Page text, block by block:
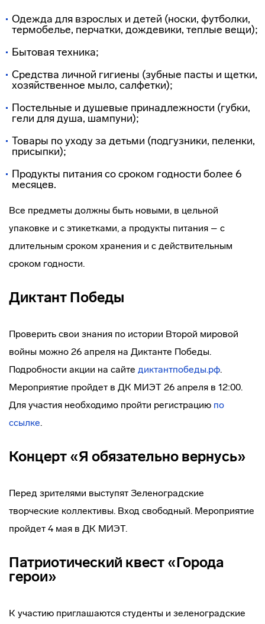
Одежда для взрослых и детей (носки, футболки,
термобелье, перчатки, дождевики, теплые вещи);
Бытовая техника;
Средства личной гигиены (зубные пасты и щетки,
хозяйственное мыло, салфетки);
Постельные и душевые принадлежности (губки,
гели для душа, шампуни);
Товары по уходу за детьми (подгузники, пеленки,
присыпки);
Продукты питания со сроком годности более 6
месяцев.
Все предметы должны быть новыми, в цельной
упаковке и с этикетками, а продукты питания – с
длительным сроком хранения и с действительным
сроком годности.
Диктант Победы
Проверить свои знания по истории Второй мировой
войны можно 26 апреля на Диктанте Победы.
Подробности акции на сайте диктантпобеды.рф.
Мероприятие пройдет в ДК МИЭТ 26 апреля в 12:00.
Для участия необходимо пройти регистрацию по
ссылке.
Концерт «Я обязательно вернусь»
Перед зрителями выступят Зеленоградские
творческие коллективы. Вход свободный. Мероприятие
пройдет 4 мая в ДК МИЭТ.
Патриотический квест «Города
герои»
К участию приглашаются студенты и зеленоградские